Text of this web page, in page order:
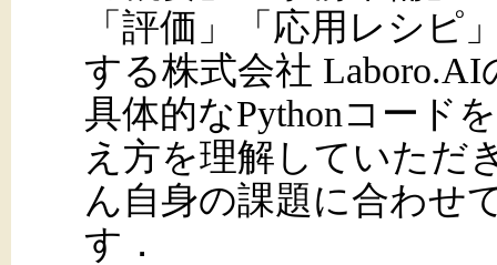
「評価」「応用レシピ
する株式会社
具体的なPythonコード
え方を理解していただ
ん自身の課題に合わせ
す．